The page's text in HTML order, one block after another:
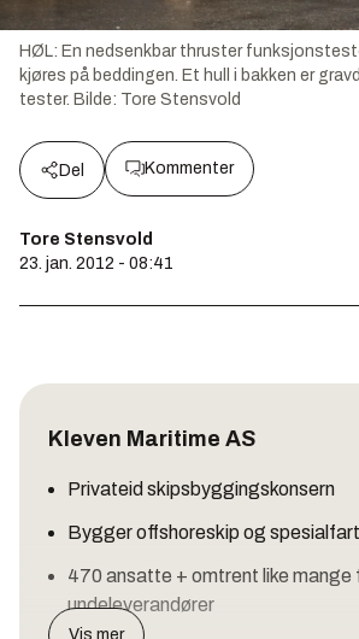
HØL: En nedsenkbar thruster
kjøres på beddingen. Et hull i bakken er
tester. Bilde: Tore Stensvold
Del Kommenter
Tore Stensvold
23. jan. 2012 - 08:41
Kleven Maritime AS
Privateid skipsbyggingskonsern
Bygger offshoreskip og
470 ansatte + omtrent like mange
undeleverandører
Vis mer